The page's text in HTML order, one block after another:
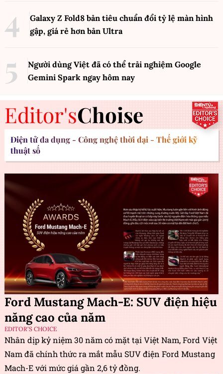
Galaxy Z Fold8 bản tiêu chuẩn đổi tỷ lệ màn hình
gập, giá rẻ hơn bản Ultra
Người dùng Việt đã có thể trải nghiệm Google
Gemini Spark ngay hôm nay
Editor'sChoise
Điện tử đa dụng - Công nghệ thời đại - Thế giới kỹ
thuật số
Ford Mustang Mach-E: SUV điện hiệu
năng cao của năm
EDITOR'S CHOICE
Nhân dịp kỷ niệm 30 năm có mặt tại Việt Nam, Ford Việt
Nam đã chính thức ra mắt mẫu SUV điện Ford Mustang
Mach-E với mức giá gần 2,6 tỷ đồng.